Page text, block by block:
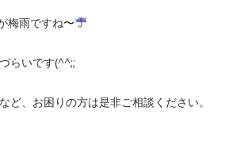
梅雨ですね〜
らいです(^^;;
、お困りの方は是非ご相談ください。